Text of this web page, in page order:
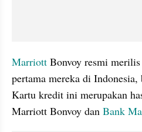
Marriott Bonvoy resmi merilis
pertama mereka di Indonesia,
Kartu kredit ini merupakan
Marriott Bonvoy dan Bank